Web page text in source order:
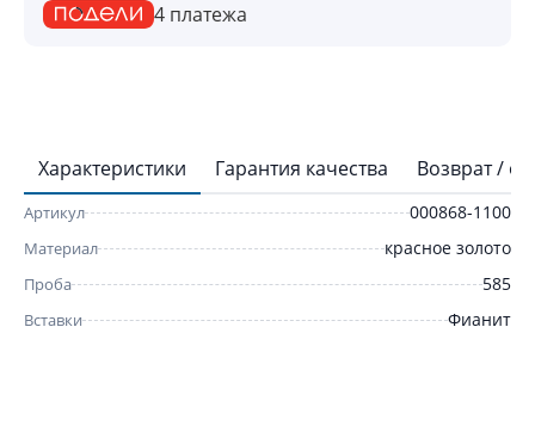
4 платежа
Характеристики Гарантия качества Возврат /
Артикул 000868-1100
Материал красное золото
Проба 585
Вставки Фианит